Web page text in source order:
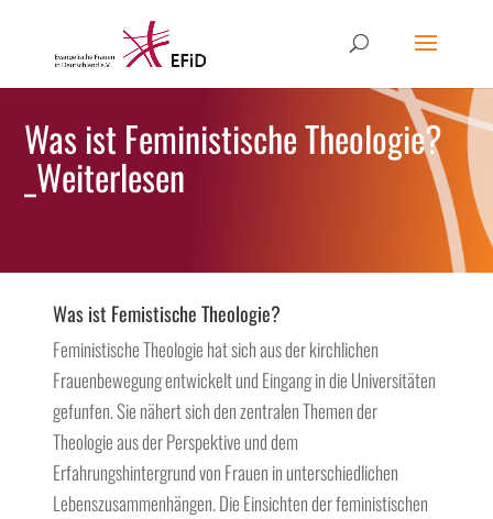
Was ist Feministische Theologie?
_Weiterlesen
Was ist Femistische Theologie?
Feministische Theologie hat sich aus der kirchlichen
Frauenbewegung entwickelt und Eingang in die Universitäten
gefunfen. Sie nähert sich den zentralen Themen der
Theologie aus der Perspektive und dem
Erfahrungshintergrund von Frauen in unterschiedlichen
Lebenszusammenhängen. Die Einsichten der feministischen